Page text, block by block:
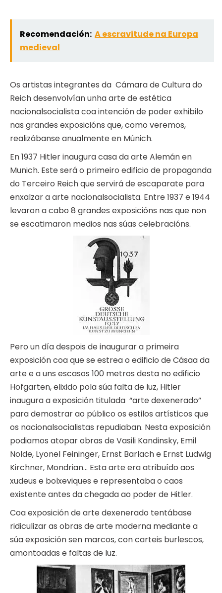
Recomendación: A escravitude na Europa
medieval
Os artistas integrantes da Cámara de Cultura do
Reich desenvolvían unha arte de estética
nacionalsocialista coa intención de poder exhibilo
nas grandes exposicións que, como veremos,
realizábanse anualmente en Múnich.
En 1937 Hitler inaugura casa da arte Alemán en
Munich. Este será o primeiro edificio de propaganda
do Terceiro Reich que servirá de escaparate para
enxalzar a arte nacionalsocialista. Entre 1937 e 1944
levaron a cabo 8 grandes exposicións nas que non
se escatimaron medios nas súas celebracións.
Pero un día despois de inaugurar a primeira
exposición coa que se estrea o edificio de Cásaa da
arte e a uns escasos 100 metros desta no edificio
Hofgarten, elixido pola súa falta de luz, Hitler
inaugura a exposición titulada “arte dexenerado”
para demostrar ao público os estilos artísticos que
os nacionalsocialistas repudiaban. Nesta exposición
podiamos atopar obras de Vasili Kandinsky, Emil
Nolde, Lyonel Feininger, Ernst Barlach e Ernst Ludwig
Kirchner, Mondrian… Esta arte era atribuído aos
xudeus e bolxeviques e representaba o caos
existente antes da chegada ao poder de Hitler.
Coa exposición de arte dexenerado tentábase
ridiculizar as obras de arte moderna mediante a
súa exposición sen marcos, con carteis burlescos,
amontoadas e faltas de luz.